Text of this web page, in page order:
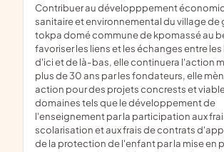
contribuer au développpement économique social
sanitaire et environnemental du village de
tokpa domé commune de kpomassé au
favoriser les liens et les échanges entre
d'ici et de là-bas, elle continuera l'action
plus de 30 ans par les fondateurs, elle
action pour des projets concrests et
domaines tels que le développement de
l'enseignement par la participation aux
scolarisation et aux frais de contrats
de la protection de l'enfant par la mise en